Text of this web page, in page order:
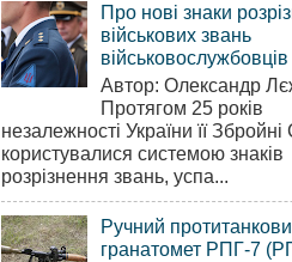
Про нові знаки
військових звань
військовослужбовців
Автор: Олександр
Протягом 25 років
незалежності України її
користувалися системою знаків
розрізнення звань, успа...
Ручний
гранатомет РПГ-7